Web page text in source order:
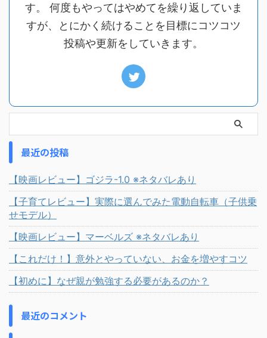
す。 何度もやってはやめてを繰り返していま
すが、とにかく続けることを目標にコツコツ
投稿や更新をしていきます。
最近の投稿
【映画レビュー】ゴジラ-1.0 ※ネタバレあり
【子育てレビュー】実際に選んでみた電動自転車（子供乗
せモデル）
【映画レビュー】マーベルズ ※ネタバレあり
【これだけ！】意外とやっていない、お金を増やすコツ
【初めに】なぜ親が勉強する必要があるのか？
最近のコメント